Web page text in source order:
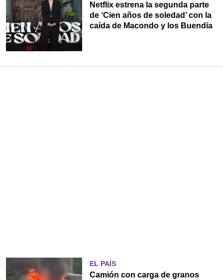
Netflix estrena la segunda parte
de ‘Cien años de soledad’ con la
caída de Macondo y los Buendía
EL PAÍS
Camión con carga de granos